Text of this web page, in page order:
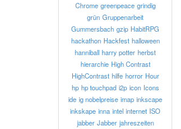
Chrome greenpeace grindig
grün Gruppenarbeit
Gummersbach gzip HabitRPG
hackathon Hackfest halloween
hanniball harry potter herbst
hierarchie High Contrast
HighContrast hilfe horror Hour
hp hp touchpad i2p icon Icons
ide ig nobelpreise imap inkscape
inkskape inna intel internet ISO
jabber Jabber jahreszeiten